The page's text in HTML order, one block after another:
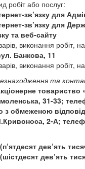
робіт або послуг:
зв’язку для
зв’язку для
та веб-сайту
виконання робіт,
Банкова, 11
виконання робіт,
та
товариство
31-33;
обмеженою
2-А;
дев’ять
дев’ять